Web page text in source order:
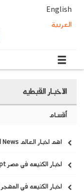
English
العربية
الاخبار القبطيه
أقسام
اهم اخبار العالم World News
اخبار الكنيسه في مصر Church news in Egypt
اخبار الكنيسه في المهجر Church News in Immigration Land